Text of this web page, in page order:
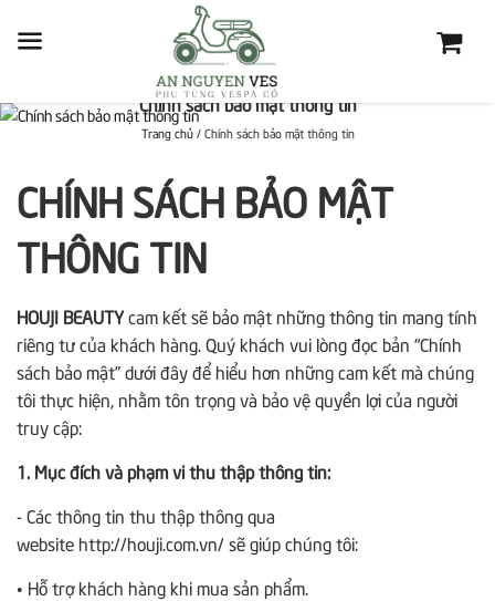
Chính sách bảo mật thông tin
Trang chủ / Chính sách bảo mật thông tin
CHÍNH SÁCH BẢO MẬT
THÔNG TIN
HOUJI BEAUTYcam kết sẽ bảo mật những thông tin mang tính
riêng tư của khách hàng. Quý khách vui lòng đọc bản “Chính
sách bảo mật” dưới đây để hiểu hơn những cam kết mà chúng
tôi thực hiện, nhằm tôn trọng và bảo vệ quyền lợi của người
truy cập:
1. Mục đích và phạm vi thu thập thông tin:
- Các thông tin thu thập thông qua
website http://houji.com.vn/ sẽ giúp chúng tôi:
• Hỗ trợ khách hàng khi mua sản phẩm.